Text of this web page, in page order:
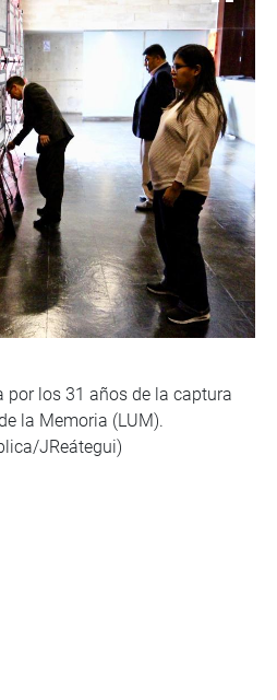
por los 31 años de la captura
la Memoria (LUM).
JReátegui)